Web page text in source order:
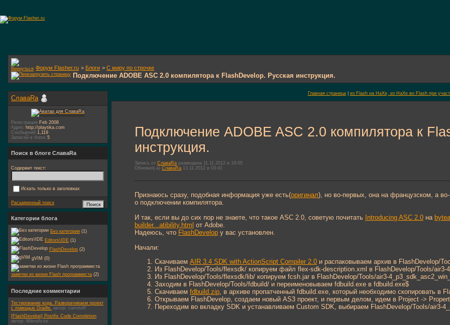
Форум Flasher.ru > Блоги > С миру по строчке
Подключение ADOBE ASC 2.0 компилятора к FlashDevelop. Русская инструкция.
Главная страница| из Flash на HaXe, из HaXe во Flash при
Подключение ADOBE ASC 2.0 компилятора к
инструкция.
Запись от СлаваRa размещена 11.11.2012 в 19:05
Обновил(-а) СлаваRa 13.11.2012 в 03:41
Признаюсь сразу, подобная информация уже есть(оригинал), но во-первых, она на французском, а
о подключении компилятора.
И так, если вы до сих пор не знаете, что такое ASC 2.0, советую почитать Introducing ASC 2.0 на
builder...atibility.html от Adobe.
Надеюсь, что FlashDevelop у вас установлен.
Начали:
Скачиваем AIR 3.4 SDK with ActionScript Compiler 2.0 и распаковываем архив в FlashDevelop/
Из FlashDevelop/Tools/flexsdk/ копируем файл flex-sdk-description.xml в FlashDevelop/Tools/air3-
Из FlashDevelop/Tools/flexsdk/lib/ копируем fcsh.jar в FlashDevelop/Tools/air3-
Заходим в FlashDevelop/Tools/fdbuild/ и переименовываем fdbuild.exe в fdbuild.exe$
Скачиваем fdbuild.zip, в архиве пропатченный fdbuild.exe, который необходимо скопировать в
Открываем FlashDevelop, создаем новый AS3 проект, и первым делом, идем в Project ->
Переходим во вкладку SDK и устанавливаем Custom SDK, выбираем FlashDevelop/Tools/air3-
СлаваRa
Регистрация Feb 2008
Адрес http://playtika.com
Сообщений 1,119
Записей в блоге 5
Поиск в блоге СлаваRa
Содержит текст:
Искать только в заголовках
Расширенный поиск
Категории блога
Без категории (1)
Editors\IDE (1)
FlashDevelop (2)
gVIM (0)
заметки из жизни Flash программиста (2)
Последние комментарии
Тестирование кода. Разворачиваем проект
с помощью Gradle. автор: carrotoff
[FlashDevelop] Postfix Code Completion
автор: MikroAcse